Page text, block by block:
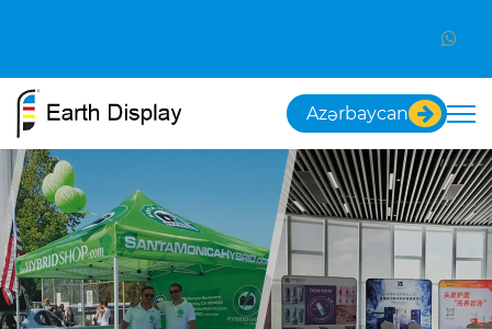
Azərbaycan